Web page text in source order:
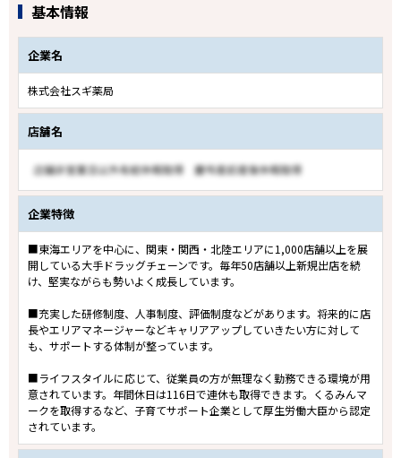
基本情報
企業名
株式会社スギ薬局
店舗名
企業特徴
■東海エリアを中心に、関東・関西・北陸エリアに1,000店舗以上を展
開している大手ドラッグチェーンです。毎年50店舗以上新規出店を続
け、堅実ながらも勢いよく成長しています。
■充実した研修制度、人事制度、評価制度などがあります。将来的に店
長やエリアマネージャーなどキャリアアップしていきたい方に対して
も、サポートする体制が整っています。
■ライフスタイルに応じて、従業員の方が無理なく勤務できる環境が用
意されています。年間休日は116日で連休も取得できます。くるみんマ
ークを取得するなど、子育てサポート企業として厚生労働大臣から認定
されています。